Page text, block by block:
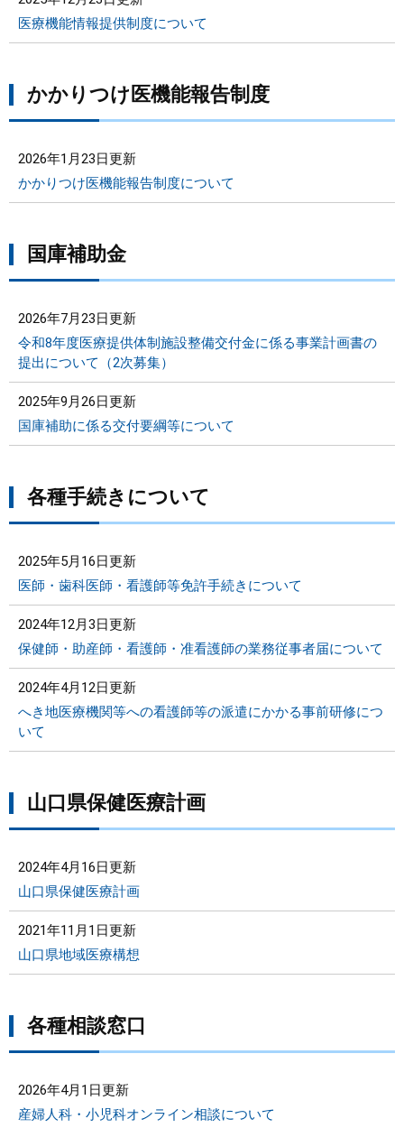
医療機能情報提供制度について
かかりつけ医機能報告制度
2026年1月23日更新
かかりつけ医機能報告制度について
国庫補助金
2026年7月23日更新
令和8年度医療提供体制施設整備交付金に係る事業計画書の
提出について（2次募集）
2025年9月26日更新
国庫補助に係る交付要綱等について
各種手続きについて
2025年5月16日更新
医師・歯科医師・看護師等免許手続きについて
2024年12月3日更新
保健師・助産師・看護師・准看護師の業務従事者届について
2024年4月12日更新
へき地医療機関等への看護師等の派遣にかかる事前研修につ
いて
山口県保健医療計画
2024年4月16日更新
山口県保健医療計画
2021年11月1日更新
山口県地域医療構想
各種相談窓口
2026年4月1日更新
産婦人科・小児科オンライン相談について